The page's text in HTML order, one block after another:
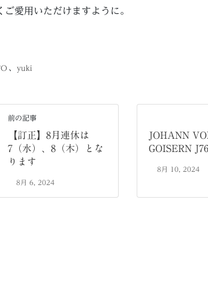
愛用いただけますように。
、 yuki
前の記事
【訂正】8月連休は
7（水）、8（木）とな
ります
8月 6, 2024
JOHANN
GOISERN
8月 10, 2024